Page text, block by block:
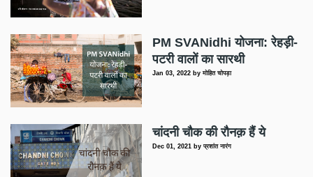
PM SVANidhi योजना: रेहड़ी-
पटरी वालों का सारथी
Jan 03, 2022 byमोहित चोपड़ा
चांदनी चौक की रौनक़ हैं ये
Dec 01, 2021 byप्रशांत नारंग